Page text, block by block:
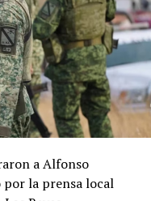
a Alfonso
la prensa local